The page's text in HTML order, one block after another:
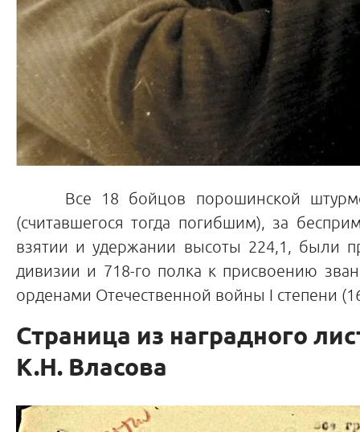
Все 18 бойцов порошинской
(считавшегося тогда погибшим), за
взятии и удержании высоты 224,1, были
дивизии и 718-го полка к присвоению
орденами Отечественной войны I степени
Страница из наградного
К.Н. Власова